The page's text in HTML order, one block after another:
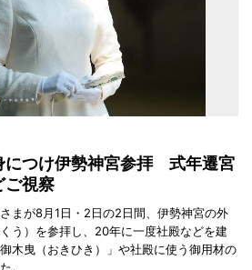
につけ伊勢神宮参拝 式年遷宮
ご視察
まが8月1日・2日の2日間、伊勢神宮の外
う）を参拝し、20年に一度社殿などを建
木曳（おきひき）」や社殿に使う御用材の